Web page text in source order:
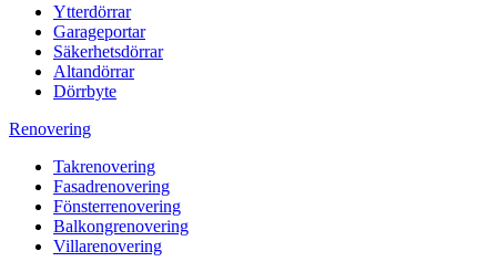
Ytterdörrar
Garageportar
Säkerhetsdörrar
Altandörrar
Dörrbyte
Renovering
Takrenovering
Fasadrenovering
Fönsterrenovering
Balkongrenovering
Villarenovering